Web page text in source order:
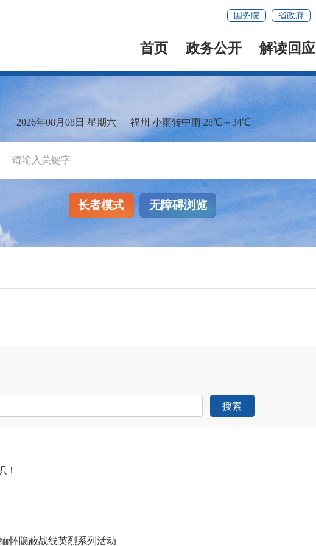
国务院 省政府
首页 政务公开 解读回应
2026年08月08日 星期六 福州 小雨转中雨 28℃～34℃
长者模式 无障碍浏览
搜索
！
怀隐蔽战线英烈系列活动